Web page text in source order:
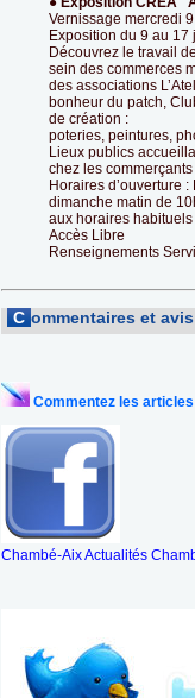
Vernissage mercredi
Exposition du 9 au
Découvrez le travail
sein des commerces
des associations
bonheur du patch,
de création :
poteries, peintures,
Lieux publics
chez les commerçants
Horaires d’ouverture
dimanche matin de
aux horaires habituels
Accès Libre
Renseignements
C ommentaires et avis
Commentez les
Chambé-Aix Actualités